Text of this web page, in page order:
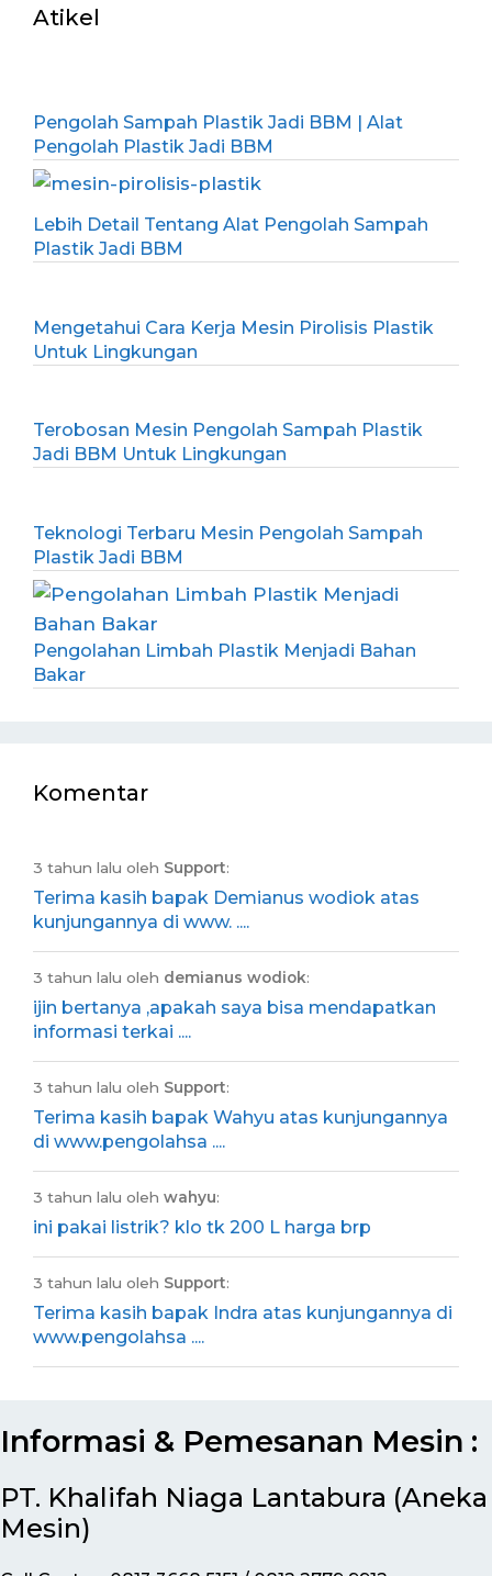
Atikel
Pengolah Sampah Plastik Jadi BBM | Alat
Pengolah Plastik Jadi BBM
Lebih Detail Tentang Alat Pengolah Sampah
Plastik Jadi BBM
Mengetahui Cara Kerja Mesin Pirolisis Plastik
Untuk Lingkungan
Terobosan Mesin Pengolah Sampah Plastik
Jadi BBM Untuk Lingkungan
Teknologi Terbaru Mesin Pengolah Sampah
Plastik Jadi BBM
Pengolahan Limbah Plastik Menjadi Bahan
Bakar
Komentar
3 tahun lalu oleh Support:
Terima kasih bapak Demianus wodiok atas
kunjungannya di www. ....
3 tahun lalu oleh demianus wodiok:
ijin bertanya ,apakah saya bisa mendapatkan
informasi terkai ....
3 tahun lalu oleh Support:
Terima kasih bapak Wahyu atas kunjungannya
di www.pengolahsa ....
3 tahun lalu oleh wahyu:
ini pakai listrik? klo tk 200 L harga brp
3 tahun lalu oleh Support:
Terima kasih bapak Indra atas kunjungannya di
www.pengolahsa ....
Informasi & Pemesanan Mesin :
PT. Khalifah Niaga Lantabura (Aneka
Mesin)